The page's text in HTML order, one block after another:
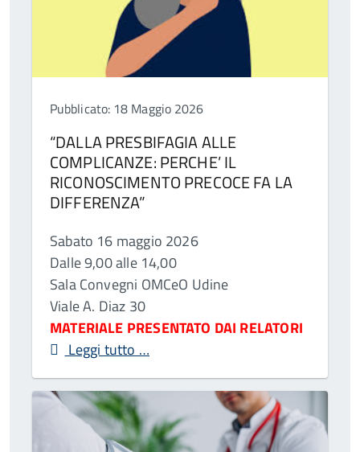
Pubblicato: 18 Maggio 2026
“DALLA PRESBIFAGIA ALLE
COMPLICANZE: PERCHE’ IL
RICONOSCIMENTO PRECOCE FA LA
DIFFERENZA”
Sabato 16 maggio 2026
Dalle 9,00 alle 14,00
Sala Convegni OMCeO Udine
Viale A. Diaz 30
MATERIALE PRESENTATO DAI RELATORI
Leggi tutto …